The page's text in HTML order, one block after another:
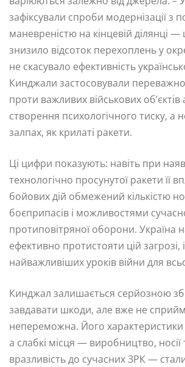
зафіксували спроби модернізації з
маневреністю на кінцевій ділянці
знизило відсоток перехоплень у
не скасувало ефективність
Кинджали застосовували
проти важливих військових об’єктів
створення психологічного тиску, а
залпах, як крилаті ракети.
Ці цифри показують: навіть при
технологічно просунутої ракети її
бойових дій обмежений кількістю
боєприпасів і можливостями
протиповітряної оборони. Україна
ефективно протистояти цій загрозі,
найважливіших уроків війни для
Кинджал залишається серйозною
завдавати шкоди, але вже не
непереможна. Його характеристики
а слабкі місця — виробництво, носії
вразливість до сучасних ЗРК —